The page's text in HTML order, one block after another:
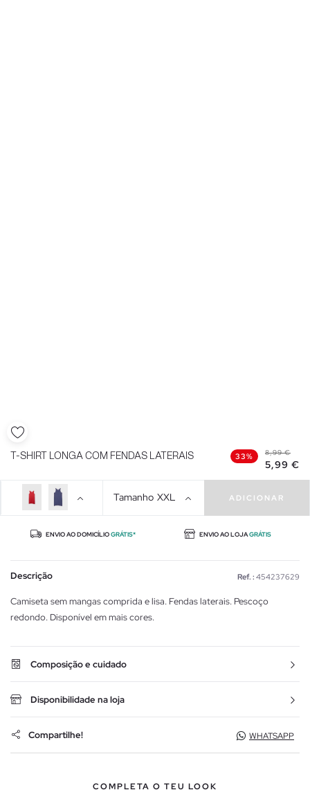
T-SHIRT LONGA COM FENDAS LATERAIS 33% 8,99 €
5,99 €
Tamanho XXL ADICIONAR
ENVIO AO DOMICÍLIOGRÁTIS* ENVIO AO LOJAGRÁTIS
Descrição Ref. : 454237629
Camiseta sem mangas comprida e lisa. Fendas laterais. Pescoço
redondo. Disponível em mais cores.
Composição e cuidado
Disponibilidade na loja
Compartilhe! WHATSAPP
COMPLETA O TEU LOOK